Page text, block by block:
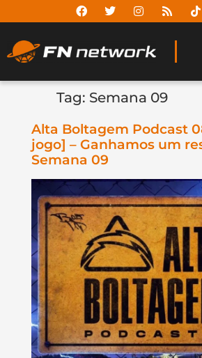
Tag: Semana 09
Alta Boltagem Podcast
jogo] – Ganhamos um
Semana 09